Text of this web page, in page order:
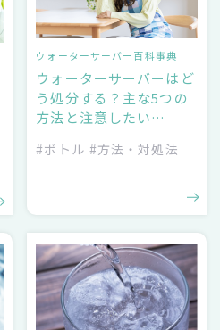
ウォーターサーバー百科事典
ウォーターサーバーはど
う処分する？主な5つの
方法と注意したい…
#ボトル #方法・対処法